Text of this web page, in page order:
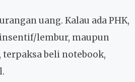
uang. Kalau ada PHK,
lembur, maupun
beli notebook,